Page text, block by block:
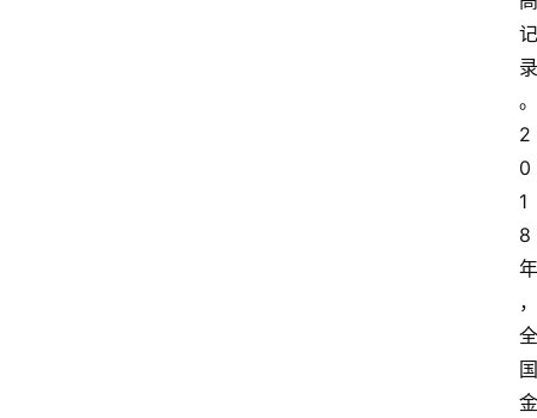
记
录
。
2
0
1
8
年
，
全
国
金